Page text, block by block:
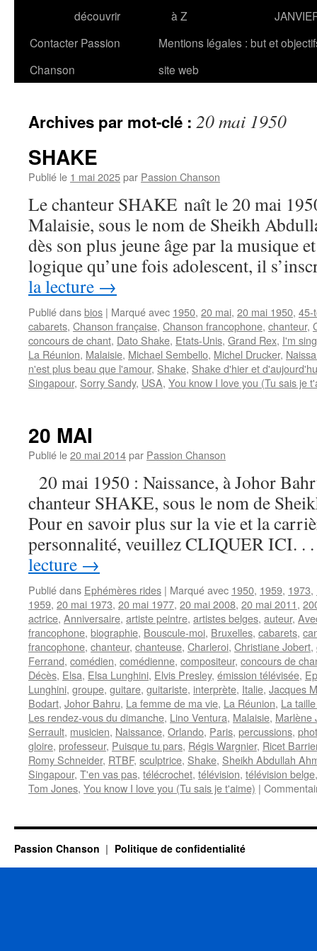
découvrir
à Z
Contacter Passion
Chanson
Mentions légales : but et
site web
Archives par mot-clé : 20 mai 1950
SHAKE
Publié le 1 mai 2025par Passion Chanson
Le chanteur SHAKE naît le 20 mai
Malaisie, sous le nom de Sheikh
dès son plus jeune âge par la musique
logique qu’une fois adolescent, il
la lecture →
Publié dansbios | Marqué avec 1950, 20 mai, 20 mai 1950, 45-
cabarets, Chanson française, Chanson francophone, chanteur,
concours de chant, Dato Shake, Etats-Unis, Grand Rex, I'm
La Réunion, Malaisie, Michael Sembello, Michel Drucker,
n'est plus beau que l'amour, Shake, Shake d'hier et
Singapour, Sorry Sandy, USA, You know I love you (Tu sais je
20 MAI
Publié le20 mai 2014par Passion Chanson
20 mai 1950 : Naissance, à Johor
chanteur SHAKE, sous le nom de
Pour en savoir plus sur la vie et la
personnalité, veuillez CLIQUER ICI.
lecture →
Publié dans Ephémères rides | Marqué avec 1950, 1959, 1973,
1959, 20 mai 1973, 20 mai 1977, 20 mai 2008, 20 mai 2011,
actrice, Anniversaire, artiste peintre, artistes belges, auteur,
francophone, biographie, Bouscule-moi, Bruxelles, cabarets,
francophone, chanteur, chanteuse, Charleroi, Christiane Jobert,
Ferrand, comédien, comédienne, compositeur, concours de
Décès, Elsa, Elsa Lunghini, Elvis Presley, émission télévisée,
Lunghini, groupe, guitare, guitariste, interprète, Italie, Jacques
Bodart, Johor Bahru, La femme de ma vie, La Réunion, La
Les rendez-vous du dimanche, Lino Ventura, Malaisie, Marlène
Serrault, musicien, Naissance, Orlando, Paris, percussions,
gloire, professeur, Puisque tu pars, Régis Wargnier, Ricet
Romy Schneider, RTBF, sculptrice, Shake, Sheikh Abdullah
Singapour, T'en vas pas, télécrochet, télévision, télévision belge
Tom Jones, You know I love you (Tu sais je t'aime) |
Passion Chanson Politique de confidentialité